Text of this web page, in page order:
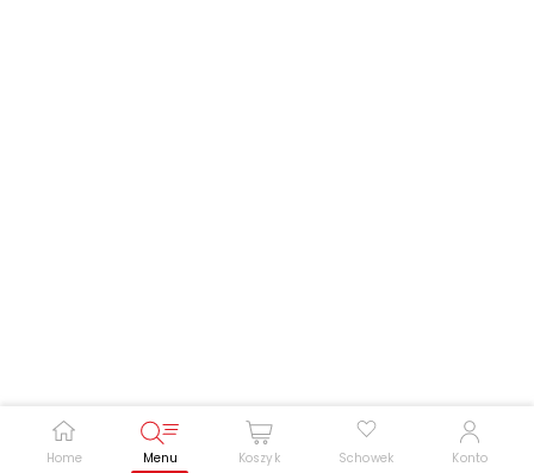
Home Menu Koszyk Schowek Konto
Podkreślenie linków